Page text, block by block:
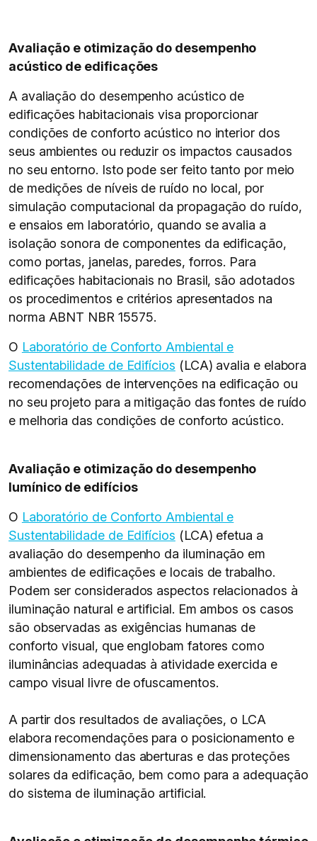
Avaliação e otimização do desempenho
acústico de edificações
A avaliação do desempenho acústico de
edificações habitacionais visa proporcionar
condições de conforto acústico no interior dos
seus ambientes ou reduzir os impactos causados
no seu entorno. Isto pode ser feito tanto por meio
de medições de níveis de ruído no local, por
simulação computacional da propagação do ruído,
e ensaios em laboratório, quando se avalia a
isolação sonora de componentes da edificação,
como portas, janelas, paredes, forros. Para
edificações habitacionais no Brasil, são adotados
os procedimentos e critérios apresentados na
norma ABNT NBR 15575.
O Laboratório de Conforto Ambiental e
Sustentabilidade de Edifícios (LCA) avalia e elabora
recomendações de intervenções na edificação ou
no seu projeto para a mitigação das fontes de ruído
e melhoria das condições de conforto acústico.
Avaliação e otimização do desempenho
lumínico de edifícios
O Laboratório de Conforto Ambiental e
Sustentabilidade de Edifícios (LCA) efetua a
avaliação do desempenho da iluminação em
ambientes de edificações e locais de trabalho.
Podem ser considerados aspectos relacionados à
iluminação natural e artificial. Em ambos os casos
são observadas as exigências humanas de
conforto visual, que englobam fatores como
iluminâncias adequadas à atividade exercida e
campo visual livre de ofuscamentos.
A partir dos resultados de avaliações, o LCA
elabora recomendações para o posicionamento e
dimensionamento das aberturas e das proteções
solares da edificação, bem como para a adequação
do sistema de iluminação artificial.